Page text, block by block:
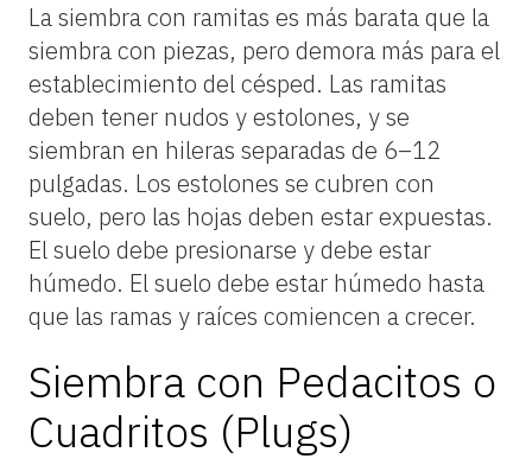
La siembra con ramitas es más barata que la
siembra con piezas, pero demora más para el
establecimiento del césped. Las ramitas
deben tener nudos y estolones, y se
siembran en hileras separadas de 6–12
pulgadas. Los estolones se cubren con
suelo, pero las hojas deben estar expuestas.
El suelo debe presionarse y debe estar
húmedo. El suelo debe estar húmedo hasta
que las ramas y raíces comiencen a crecer.
Siembra con Pedacitos o
Cuadritos (Plugs)